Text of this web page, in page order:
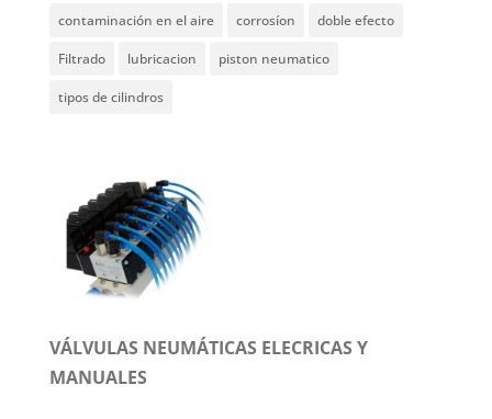
contaminación en el aire corrosíon doble efecto
Filtrado lubricacion piston neumatico
tipos de cilindros
VÁLVULAS NEUMÁTICAS ELECRICAS Y
MANUALES